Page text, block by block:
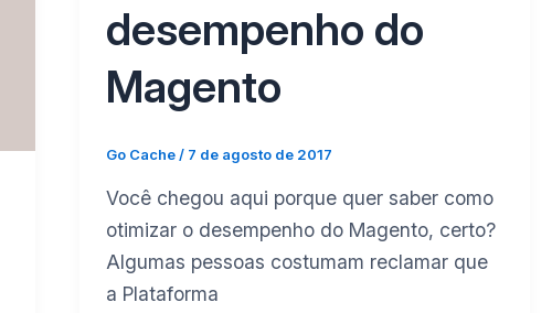
desempenho do
Magento
Go Cache/ 7 de agosto de 2017
Você chegou aqui porque quer saber como
otimizar o desempenho do Magento, certo?
Algumas pessoas costumam reclamar que
a Plataforma